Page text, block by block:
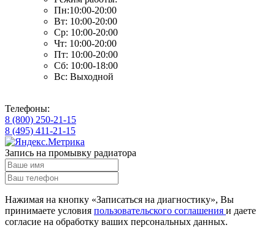
Пн:10:00-20:00
Вт: 10:00-20:00
Ср: 10:00-20:00
Чт: 10:00-20:00
Пт: 10:00-20:00
Сб: 10:00-18:00
Вс: Выходной
Телефоны:
8 (800) 250-21-15
8 (495) 411-21-15
Запись на промывку радиатора
Нажимая на кнопку «Записаться на диагностику», Вы
принимаете условия пользовательского соглашения и даете
согласие на обработку ваших персональных данных.